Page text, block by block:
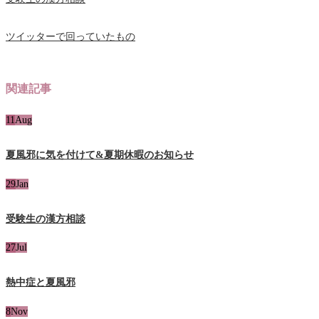
ツイッターで回っていたもの
関連記事
11 Aug
夏風邪に気を付けて&夏期休暇のお知らせ
29Jan
受験生の漢方相談
27Jul
熱中症と夏風邪
8Nov